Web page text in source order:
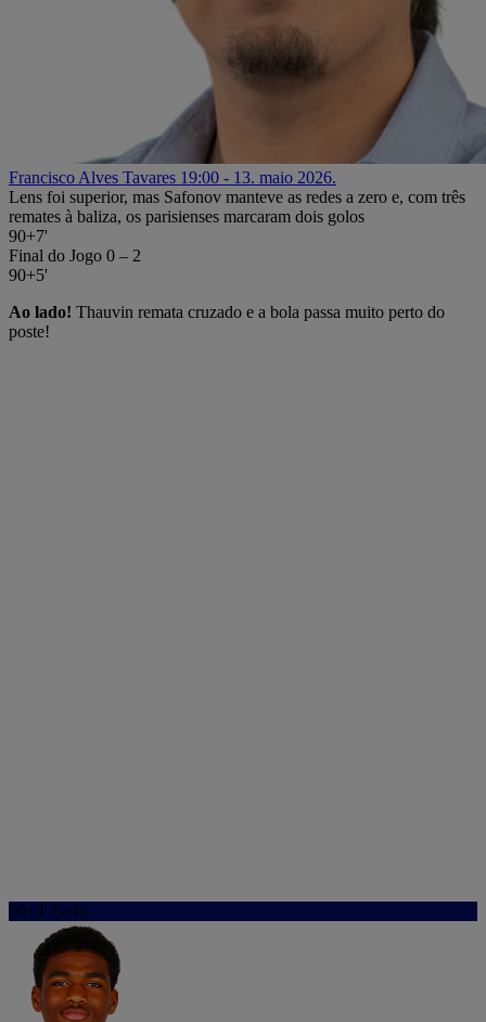
Francisco Alves Tavares 19:00 - 13. maio 2026.
Lens foi superior, mas Safonov manteve as redes a zero e, com três
remates à baliza, os parisienses marcaram dois golos
90+7'
Final do Jogo 0 – 2
90+5'
Ao lado! Thauvin remata cruzado e a bola passa muito perto do
poste!
90+4' Golo